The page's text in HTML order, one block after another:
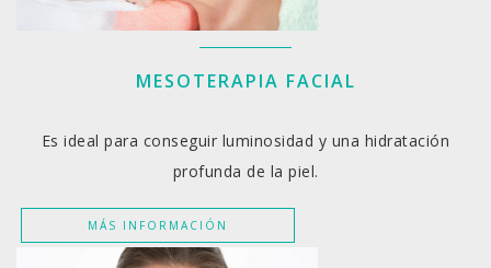
MESOTERAPIA FACIAL
Es ideal para conseguir luminosidad y una hidratación
profunda de la piel.
MÁS INFORMACIÓN